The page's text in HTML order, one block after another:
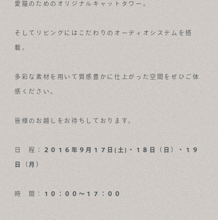
愛猫のためのオリジナルキャットタワー。
そしてリビングにはこだわりのオーディオシステムを搭
載。
多彩な素材を用いて質感豊かに仕上がった空間をぜひご体
感ください。
皆様のお越しをお待ちしております。
日 程： ２０１６年９月１７日(土)・１８日（日）・１９
日（月）
時 間： １０：００～１７：００